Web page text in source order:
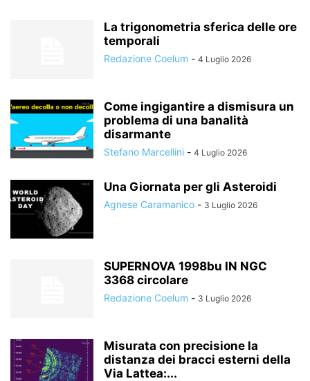
La trigonometria sferica delle ore
temporali
Redazione Coelum - 4 Luglio 2026
Come ingigantire a dismisura un
problema di una banalità
disarmante
Stefano Marcellini - 4 Luglio 2026
Una Giornata per gli Asteroidi
Agnese Caramanico - 3 Luglio 2026
SUPERNOVA 1998bu IN NGC
3368 circolare
Redazione Coelum - 3 Luglio 2026
Misurata con precisione la
distanza dei bracci esterni della
Via Lattea:...